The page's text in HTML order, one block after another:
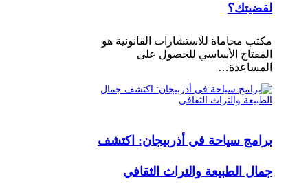
لقضيتك؟
مكتب محاماة للاستشارات القانونية هو
المفتاح الأساسي للحصول على
المساعدة…
برامج سياحة في أذربيجان: اكتشف
جمال الطبيعة والتراث الثقافي